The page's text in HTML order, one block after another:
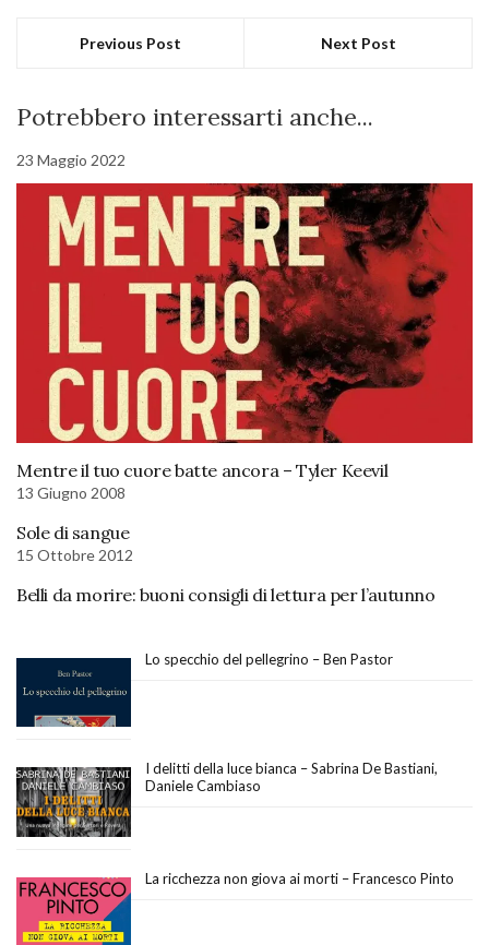
Previous Post Next Post
Potrebbero interessarti anche...
23 Maggio 2022
Mentre il tuo cuore batte ancora – Tyler Keevil
13 Giugno 2008
Sole di sangue
15 Ottobre 2012
Belli da morire: buoni consigli di lettura per l’autunno
Lo specchio del pellegrino – Ben Pastor
I delitti della luce bianca – Sabrina De Bastiani,
Daniele Cambiaso
La ricchezza non giova ai morti – Francesco Pinto